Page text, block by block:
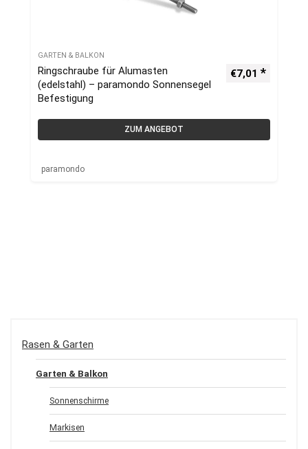
GARTEN & BALKON
Ringschraube für Alumasten
(edelstahl) – paramondo Sonnensegel
Befestigung
€7,01
ZUM ANGEBOT
paramondo
Rasen & Garten
Garten & Balkon
Sonnenschirme
Markisen